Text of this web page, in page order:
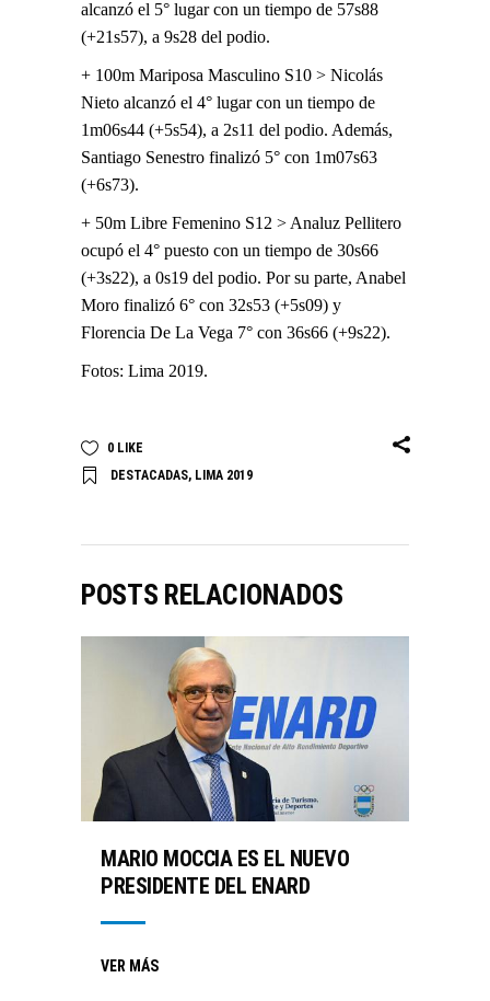
alcanzó el 5° lugar con un tiempo de 57s88
(+21s57), a 9s28 del podio.
+ 100m Mariposa Masculino S10 > Nicolás
Nieto alcanzó el 4° lugar con un tiempo de
1m06s44 (+5s54), a 2s11 del podio. Además,
Santiago Senestro finalizó 5° con 1m07s63
(+6s73).
+ 50m Libre Femenino S12 > Analuz Pellitero
ocupó el 4° puesto con un tiempo de 30s66
(+3s22), a 0s19 del podio. Por su parte, Anabel
Moro finalizó 6° con 32s53 (+5s09) y
Florencia De La Vega 7° con 36s66 (+9s22).
Fotos: Lima 2019.
0 LIKE
DESTACADAS, LIMA 2019
POSTS RELACIONADOS
MARIO MOCCIA ES EL NUEVO
PRESIDENTE DEL ENARD
VER MÁS